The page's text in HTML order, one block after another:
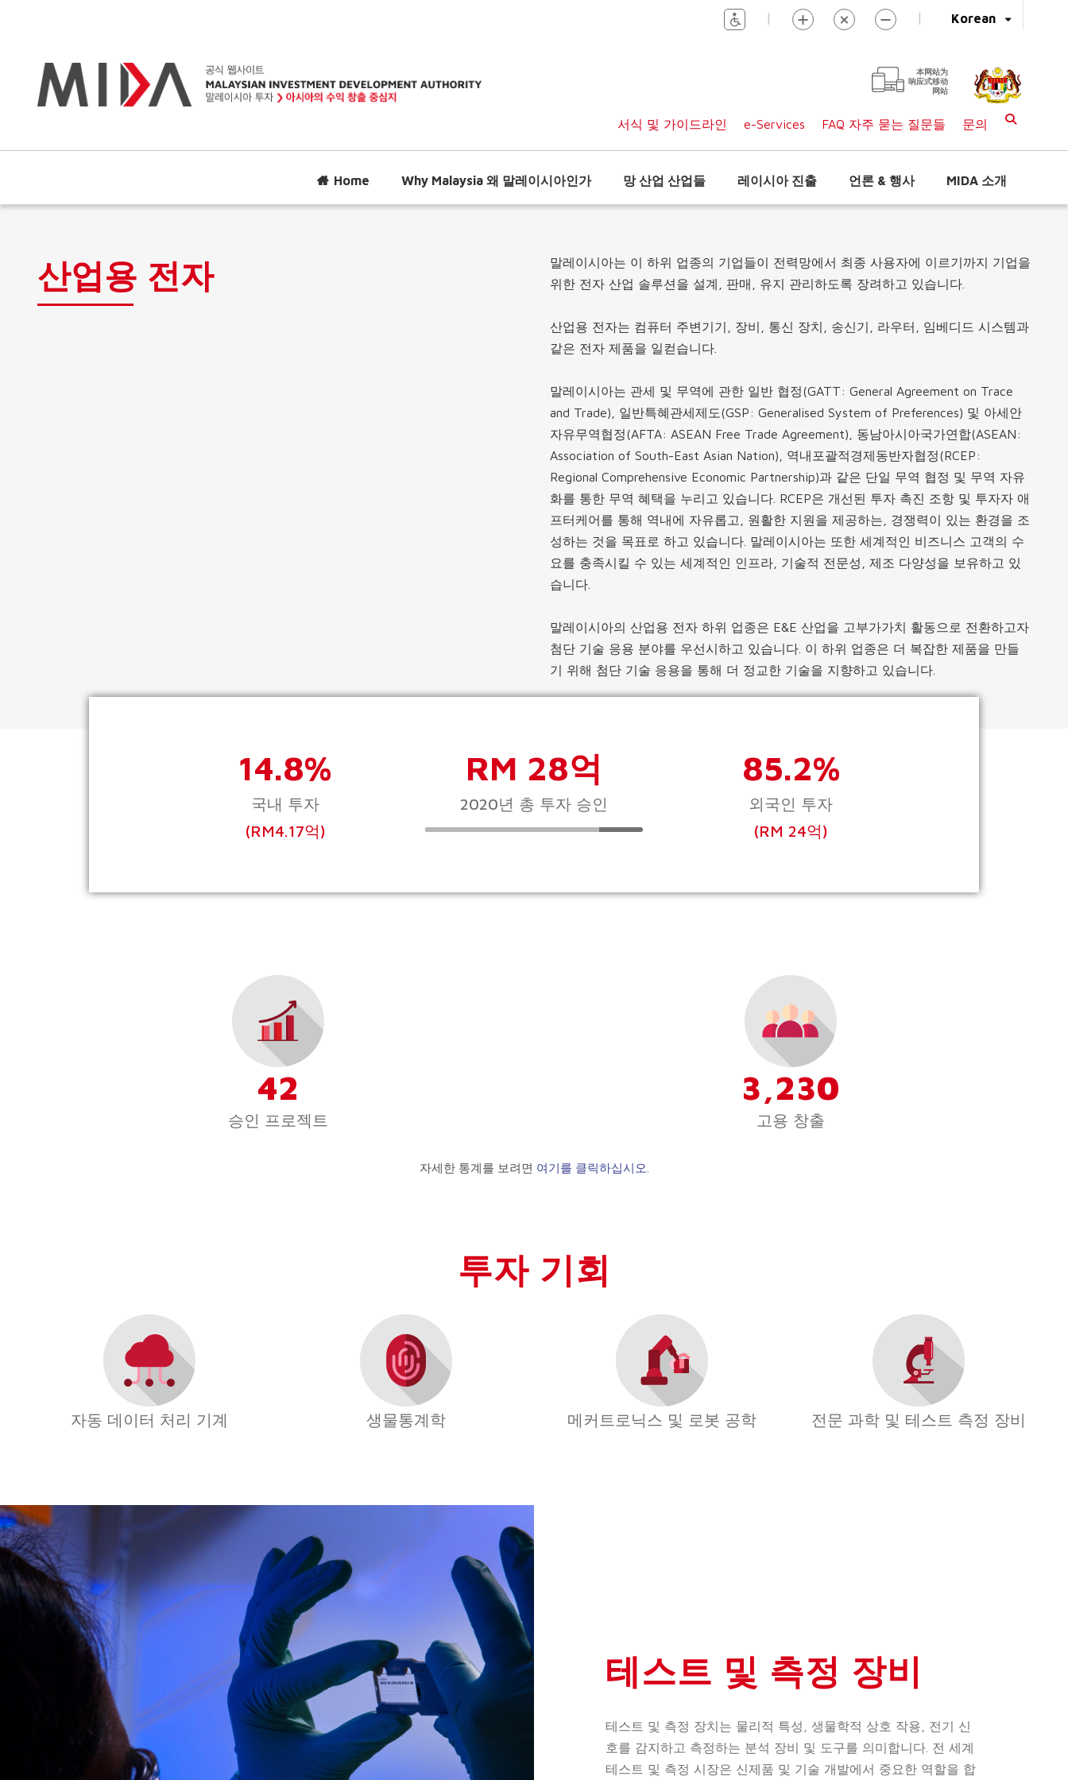
Korean
| |
本网站为
响应式移动
网站
서식 및 가이드라인 e-Services FAQ 자주 묻는 질문들 문의
Home Why Malaysia 왜 말레이시아인가 망 산업 산업들 레이시아 진출 언론 & 행사 MIDA 소개
산업용 전자
말레이시아는 이 하위 업종의 기업들이 전력망에서 최종 사용자에 이르기까지 기업을
위한 전자 산업 솔루션을 설계, 판매, 유지 관리하도록 장려하고 있습니다.
산업용 전자는 컴퓨터 주변기기, 장비, 통신 장치, 송신기, 라우터, 임베디드 시스템과
같은 전자 제품을 일컫습니다.
말레이시아는 관세 및 무역에 관한 일반 협정(GATT: General Agreement on Trace
and Trade), 일반특혜관세제도(GSP: Generalised System of Preferences) 및 아세안
자유무역협정(AFTA: ASEAN Free Trade Agreement), 동남아시아국가연합(ASEAN:
Association of South-East Asian Nation), 역내포괄적경제동반자협정(RCEP:
Regional Comprehensive Economic Partnership)과 같은 단일 무역 협정 및 무역 자유
화를 통한 무역 혜택을 누리고 있습니다. RCEP은 개선된 투자 촉진 조항 및 투자자 애
프터케어를 통해 역내에 자유롭고, 원활한 지원을 제공하는, 경쟁력이 있는 환경을 조
성하는 것을 목표로 하고 있습니다. 말레이시아는 또한 세계적인 비즈니스 고객의 수
요를 충족시킬 수 있는 세계적인 인프라, 기술적 전문성, 제조 다양성을 보유하고 있
습니다.
말레이시아의 산업용 전자 하위 업종은 E&E 산업을 고부가가치 활동으로 전환하고자
첨단 기술 응용 분야를 우선시하고 있습니다. 이 하위 업종은 더 복잡한 제품을 만들
기 위해 첨단 기술 응용을 통해 더 정교한 기술을 지향하고 있습니다.
14.8%
국내 투자
(RM4.17억)
RM 28억
2020년 총 투자 승인
85.2%
외국인 투자
(RM 24억)
42
승인 프로젝트
3,230
고용 창출
자세한 통계를 보려면 여기를 클릭하십시오
투자 기회
자동 데이터 처리 기계 생물통계학 메커트로닉스 및 로봇 공학 전문 과학 및 테스트 측정 장비
테스트 및 측정 장비
테스트 및 측정 장치는 물리적 특성, 생물학적 상호 작용, 전기 신
호를 감지하고 측정하는 분석 장비 및 도구를 의미합니다. 전 세계
테스트 및 측정 시장은 신제품 및 기술 개발에서 중요한 역할을 합